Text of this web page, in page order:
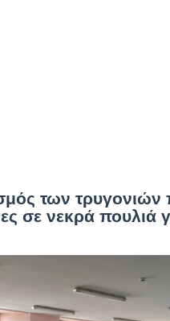
των τρυγονιών
σε νεκρά πουλιά